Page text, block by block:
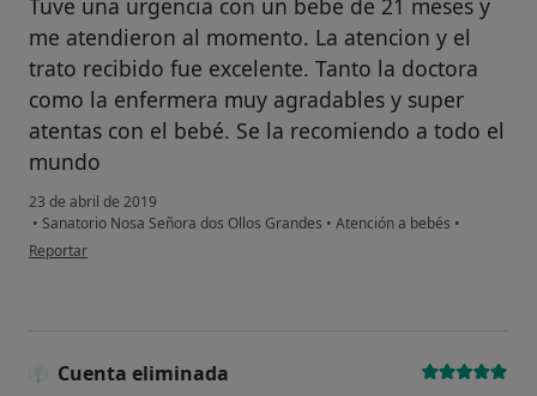
Tuve una urgencia con un bebe de 21 meses y
me atendieron al momento. La atencion y el
trato recibido fue excelente. Tanto la doctora
como la enfermera muy agradables y super
atentas con el bebé. Se la recomiendo a todo el
mundo
23 de abril de 2019
• Sanatorio Nosa Señora dos Ollos Grandes • Atención a bebés •
en opinión del usuario Cuenta eliminada
Reportar
Cuenta eliminada